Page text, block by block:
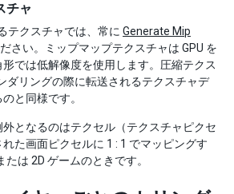
チャ
テクスチャでは、常に Generate Mip
さい。ミップマップテクスチャは GPU を
では低解像度を使用します。圧縮テクス
ダリングの際に転送されるテクスチャデ
と同様です。
となるのはテクセル（テクスチャピクセ
た画面ピクセルに 1 : 1 でマッピングす
たは 2D ゲームのときです。